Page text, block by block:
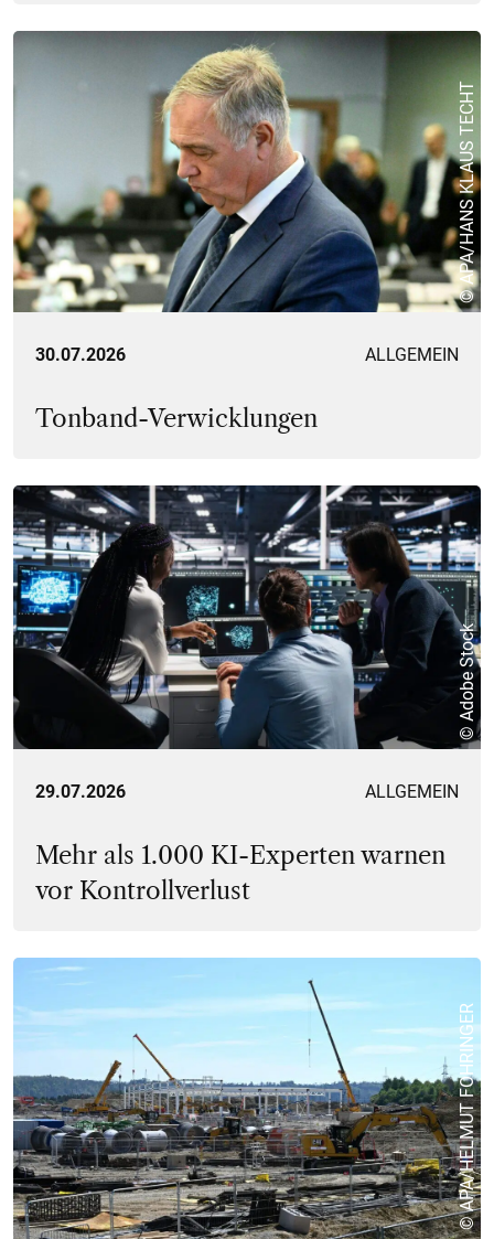
© APA/HANS KLAUS TECHT
30.07.2026 ALLGEMEIN
Tonband-Verwicklungen
© Adobe Stock
29.07.2026 ALLGEMEIN
Mehr als 1.000 KI-Experten warnen
vor Kontrollverlust
© APA/HELMUT FOHRINGER